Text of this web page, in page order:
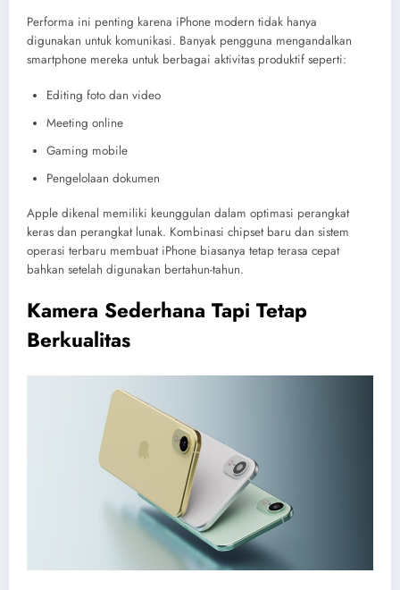
Performa ini penting karena iPhone modern tidak hanya
digunakan untuk komunikasi. Banyak pengguna mengandalkan
smartphone mereka untuk berbagai aktivitas produktif seperti:
Editing foto dan video
Meeting online
Gaming mobile
Pengelolaan dokumen
Apple dikenal memiliki keunggulan dalam optimasi perangkat
keras dan perangkat lunak. Kombinasi chipset baru dan sistem
operasi terbaru membuat iPhone biasanya tetap terasa cepat
bahkan setelah digunakan bertahun-tahun.
Kamera Sederhana Tapi Tetap
Berkualitas